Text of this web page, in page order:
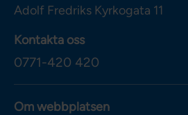
Adolf Fredriks Kyrkogata 11
Kontakta oss
0771-420 420
Om webbplatsen